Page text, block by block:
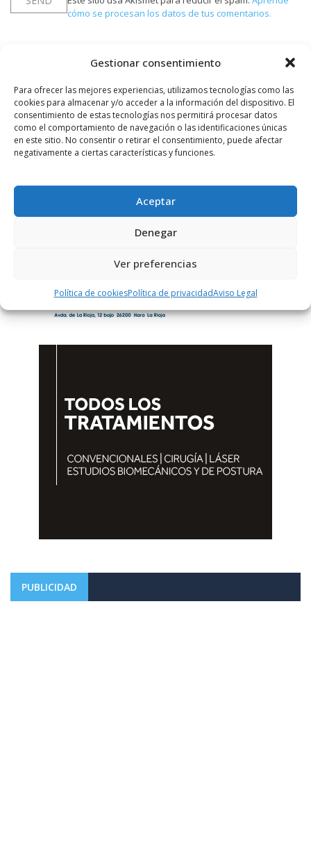
Gestionar consentimiento
Para ofrecer las mejores experiencias, utilizamos tecnologías como las
cookies para almacenar y/o acceder a la información del dispositivo. El
consentimiento de estas tecnologías nos permitirá procesar datos
como el comportamiento de navegación o las identificaciones únicas
en este sitio. No consentir o retirar el consentimiento, puede afectar
negativamente a ciertas características y funciones.
Aceptar
Denegar
Ver preferencias
Política de cookiesPolítica de privacidadAviso Legal
cómo se procesan los datos de tus comentarios.
PUBLICIDAD